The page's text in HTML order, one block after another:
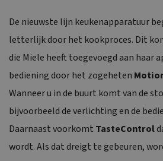
De nieuwste lijn keukenapparatuur
letterlijk door het kookproces. Dit
die Miele heeft toegevoegd aan haar
bediening door het zogeheten
Wanneer u in de buurt komt van de
bijvoorbeeld de verlichting en de
Daarnaast voorkomt TasteControl
wordt. Als dat dreigt te gebeuren,